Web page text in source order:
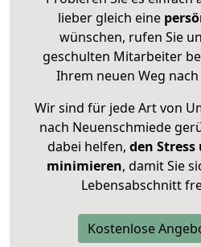
lieber gleich eine
wünschen, rufen Sie
geschulten Mitarbeiter
Ihrem neuen Weg
Wir sind für jede Art von
nach Neuenschmiede
dabei helfen, den Stress
minimieren, damit Sie
Lebensabschnitt
Kostenlose